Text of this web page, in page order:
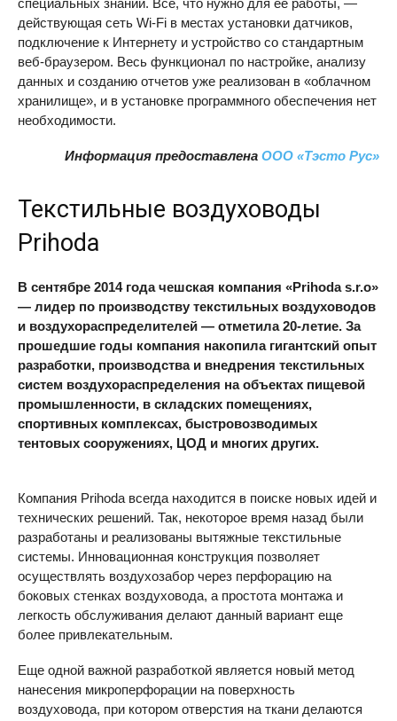
специальных знаний. Все, что нужно для ее работы, —
действующая сеть Wi-Fi в местах установки датчиков,
подключение к Интернету и устройство со стандартным
веб-браузером. Весь функционал по настройке, анализу
данных и созданию отчетов уже реализован в «облачном
хранилище», и в установке программного обеспечения нет
необходимости.
Информация предоставлена ООО «Тэсто Рус»
Текстильные воздуховоды
Prihoda
В сентябре 2014 года чешская компания «Prihoda s.r.o»
— лидер по производству текстильных воздуховодов
и воздухораспределителей — отметила 20-летие. За
прошедшие годы компания накопила гигантский опыт
разработки, производства и внедрения текстильных
систем воздухораспределения на объектах пищевой
промышленности, в складских помещениях,
спортивных комплексах, быстровозводимых
тентовых сооружениях, ЦОД и многих других.
Компания Prihoda всегда находится в поиске новых идей и
технических решений. Так, некоторое время назад были
разработаны и реализованы вытяжные текстильные
системы. Инновационная конструкция позволяет
осуществлять воздухозабор через перфорацию на
боковых стенках воздуховода, а простота монтажа и
легкость обслуживания делают данный вариант еще
более привлекательным.
Еще одной важной разработкой является новый метод
нанесения микроперфорации на поверхность
воздуховода, при котором отверстия на ткани делаются